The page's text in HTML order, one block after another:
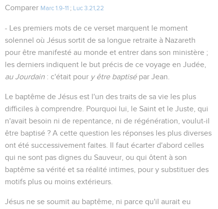
Comparer Marc 1.9-11 ; Luc 3.21,22
- Les premiers mots de ce verset marquent le moment
solennel où Jésus sortit de sa longue retraite à Nazareth
pour être manifesté au monde et entrer dans son ministère ;
les derniers indiquent le but précis de ce voyage en Judée,
au Jourdain : c'était pour y être baptisépar Jean.
Le baptême de Jésus est l'un des traits de sa vie les plus
difficiles à comprendre. Pourquoi lui, le Saint et le Juste, qui
n'avait besoin ni de repentance, ni de régénération, voulut-il
être baptisé ? A cette question les réponses les plus diverses
ont été successivement faites. Il faut écarter d'abord celles
qui ne sont pas dignes du Sauveur, ou qui ôtent à son
baptême sa vérité et sa réalité intimes, pour y substituer des
motifs plus ou moins extérieurs.
Jésus ne se soumit au baptême, ni parce qu'il aurait eu